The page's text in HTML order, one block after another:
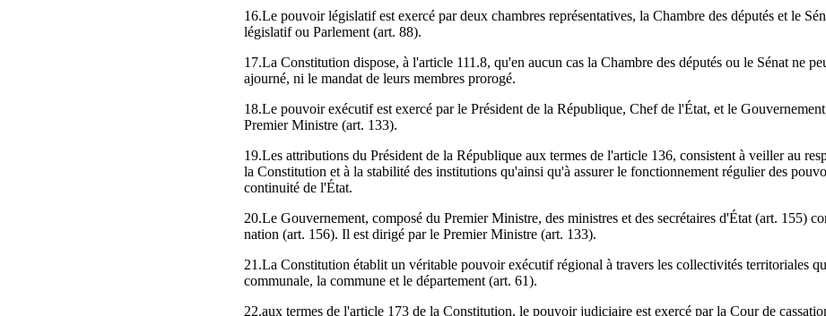
16.Le pouvoir législatif est exercé par deux chambres représentatives, la Chambre des députés et le
législatif ou Parlement (art. 88).
17.La Constitution dispose, à l'article 111.8, qu'en aucun cas la Chambre des députés ou le Sénat ne
ajourné, ni le mandat de leurs membres prorogé.
18.Le pouvoir exécutif est exercé par le Président de la République, Chef de l'État, et le
Premier Ministre (art. 133).
19.Les attributions du Président de la République aux termes de l'article 136, consistent à veiller au
la Constitution et à la stabilité des institutions qu'ainsi qu'à assurer le fonctionnement régulier des
continuité de l'État.
20.Le Gouvernement, composé du Premier Ministre, des ministres et des secrétaires d'État (art. 155)
nation (art. 156). Il est dirigé par le Premier Ministre (art. 133).
21.La Constitution établit un véritable pouvoir exécutif régional à travers les collectivités territoriales
communale, la commune et le département (art. 61).
22.aux termes de l'article 173 de la Constitution, le pouvoir judiciaire est exercé par la Cour de